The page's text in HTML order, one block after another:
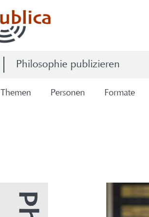
Philosophie publizieren
The­men Per­so­nen For­ma­te